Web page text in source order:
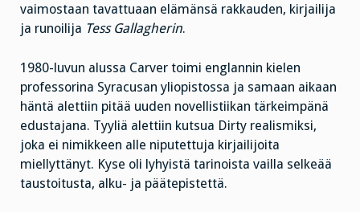
vaimostaan tavattuaan elämänsä rakkauden, kirjailija
ja runoilija Tess Gallagherin.
1980-luvun alussa Carver toimi englannin kielen
professorina Syracusan yliopistossa ja samaan aikaan
häntä alettiin pitää uuden novellistiikan tärkeimpänä
edustajana. Tyyliä alettiin kutsua Dirty realismiksi,
joka ei nimikkeen alle niputettuja kirjailijoita
miellyttänyt. Kyse oli lyhyistä tarinoista vailla selkeää
taustoitusta, alku- ja päätepistettä.